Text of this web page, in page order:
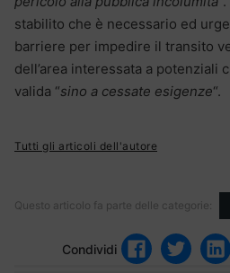
stabilito che è necessario ed
barriere per impedire il transito
dell’area interessata a potenziali
valida “sino a cessate esigenze“.
Tutti gli articoli dell'autore
Questo articolo fa parte delle categorie:
Condividi